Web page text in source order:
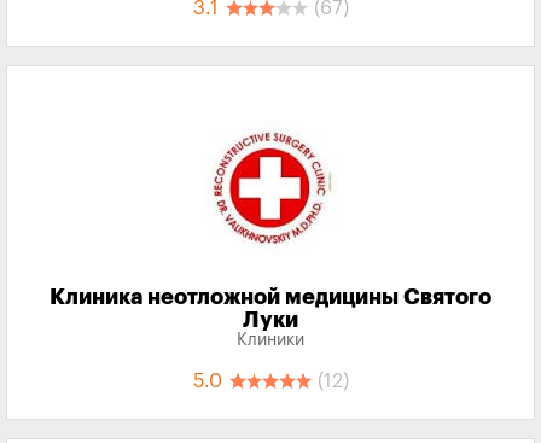
3.1 (67)
Клиника неотложной медицины Святого
Луки
Клиники
5.0 (12)